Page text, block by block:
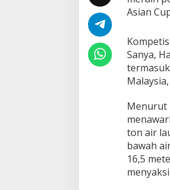
Asian
Sanya,
Menurut
ton air
bawah
16,5